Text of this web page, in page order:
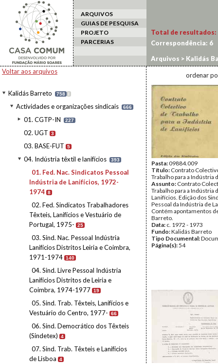
ARQUIVOS
GUIAS DE PESQUISA
PROJETO
PARCERIAS
Voltar aos arquivos
Kalidás Barreto 758 I
Actividades e organizações sindicais 666
01. CGTP-IN 227
02. UGT 3
03. BASE-FUT 5
04. Indústria têxtil e lanifícios 393
01. Fed. Nac. Sindicatos Pessoal
Indústria de Lanifícios, 1972-
1974 8
02. Fed. Sindicatos Trabalhadores
Têxteis, Lanifícios e Vestuário de
Portugal, 1975-
25
03. Sind. Nac. Pessoal Indústria
Lanifícios Distritos Leiria e Coimbra,
1971-1974 140
04. Sind. Livre Pessoal Indústria
Lanifícios Distritos de Leiria e
Coimbra, 1974-1977 19
05. Sind. Trab. Têxteis, Lanifícios e
Vestuário do Centro, 1977-
66
06. Sind. Democrático dos Têxteis
(Sindetex)
4
07. Sind. Trab. Têxteis e Lanifícios
de Lisboa
4
Total de resultados:
Correspondência: 6
Arquivos > Kalidás
Fed. Nac.
ordenar
Pasta:09884.009
Título: Contrato
Trabalho para a Indústria
Assunto: Contrato
Trabalho para a Indústria
Lanifícios. Edição dos
Pessoal da Indústria de
Contém apontamentos
Barreto.
Data: c. 1972 - 1973
Fundo:Kalidás Barreto
Tipo Documental:
Página(s):54